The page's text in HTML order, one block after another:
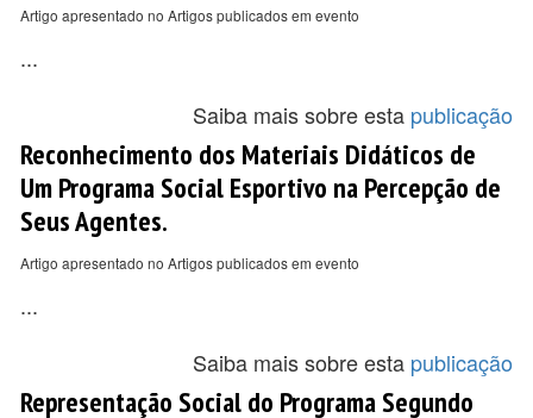
Artigo apresentado no Artigos publicados em evento
...
Saiba mais sobre esta publicação
Reconhecimento dos Materiais Didáticos de
Um Programa Social Esportivo na Percepção de
Seus Agentes.
Artigo apresentado no Artigos publicados em evento
...
Saiba mais sobre esta publicação
Representação Social do Programa Segundo